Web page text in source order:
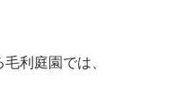
利庭園では、